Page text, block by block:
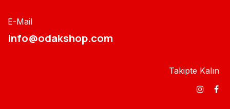
E-Mail
info@odakshop.com​
Takipte Kalın